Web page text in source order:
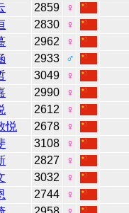
2859
♀
2830
♀
2962
♀
2933
♂
3049
♀
2990
♀
2612
♀
悦 2678
♀
3108
♀
2827
♀
3032
♀
2744
♀